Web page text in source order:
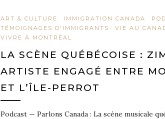
ART & CULTURE IMMIGRATION CANADA
TÉMOIGNAGES D'IMMIGRANTS
VIE AU
VIVRE À MONTRÉAL
LA SCÈNE QUÉBÉCOISE :
ARTISTE ENGAGÉ ENTRE
ET L’ÎLE-PERROT
Podcast — Parlons Canada : La scène musicale